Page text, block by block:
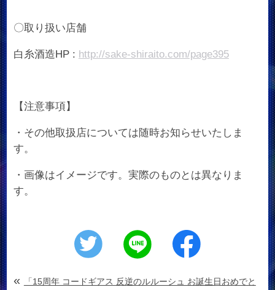
〇取り扱い店舗
白糸酒造HP : http://sake-shiraito.com/page395
【注意事項】
・その他取扱店については随時お知らせいたしま
す。
・画像はイメージです。実際のものとは異なりま
す。
«
「15周年 コードギアス 反逆のルルーシュ お誕生日おめでと